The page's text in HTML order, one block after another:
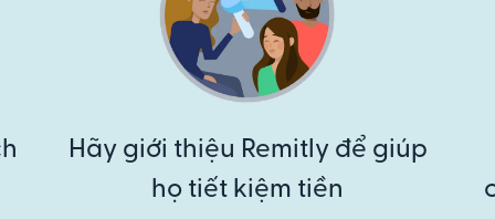
Hãy giới thiệu Remitly để giúp
họ tiết kiệm tiền